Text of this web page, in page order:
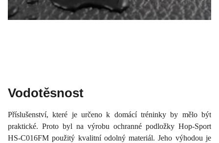
Vodotěsnost
Příslušenství, které je určeno k domácí tréninky by mělo být
praktické. Proto byl na výrobu ochranné podložky Hop-Sport
HS-C016FM použitý kvalitní odolný materiál. Jeho výhodou je